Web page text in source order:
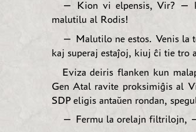
— Kion vi elpensis, Vir? —
malutilu al Rodis!
— Malutilo ne estos. Venis la
kaj superaj estaĵoj, kiuj ĉi tie tro
Eviza deiris flanken kun
Gen Atal ravite proksimiĝis al
SDP eligis antaŭen rondan,
— Fermu la orelajn filtrilojn,